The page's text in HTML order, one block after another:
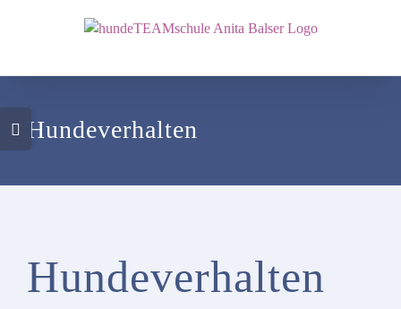
Hundeverhalten
Hundeverhalten
Sliding